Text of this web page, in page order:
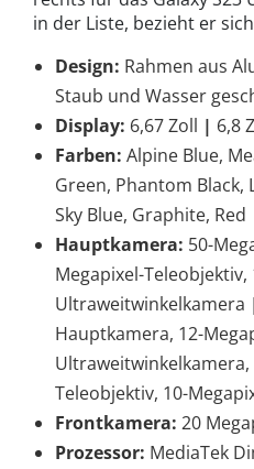
in der Liste, bezieht er
Design: Rahmen aus
Staub und Wasser
Display: 6,67 Zoll | 6,8
Farben: Alpine Blue,
Green, Phantom Black,
Sky Blue, Graphite, Red
Hauptkamera: 50-
Megapixel-Teleobjektiv,
Ultraweitwinkelkamera
Hauptkamera, 12-
Ultraweitwinkelkamera,
Teleobjektiv, 10-
Frontkamera: 20
Prozessor: MediaTek